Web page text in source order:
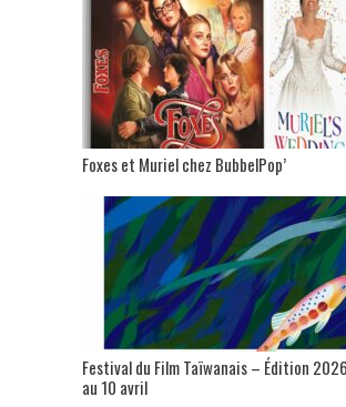
Foxes et Muriel chez BubbelPop’
Festival du Film Taïwanais – Édition
au 10 avril